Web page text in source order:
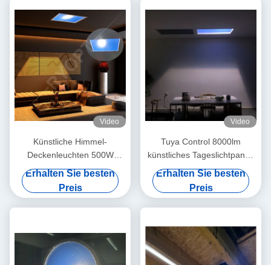
Video
Künstliche Himmel-
Deckenleuchten 500W
justierbarer Tuya Alexa
Oberlicht-LED
Erhalten Sie besten
Preis
Video
Tuya Control 8000lm
künstliches Tageslichtpanel,
200W LED Sky Deckenpanel
Erhalten Sie besten
Preis